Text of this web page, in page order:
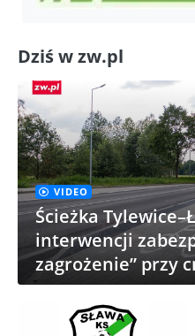
Dziś w zw.pl
VIDEO
Ścieżka
interwencji
zagrożenie” przy